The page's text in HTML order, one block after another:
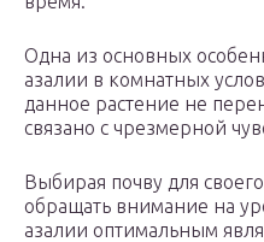
Одна из основных
азалии в комнатных
данное растение не
связано с чрезмерной
Выбирая почву для
обращать внимание на
азалии оптимальным